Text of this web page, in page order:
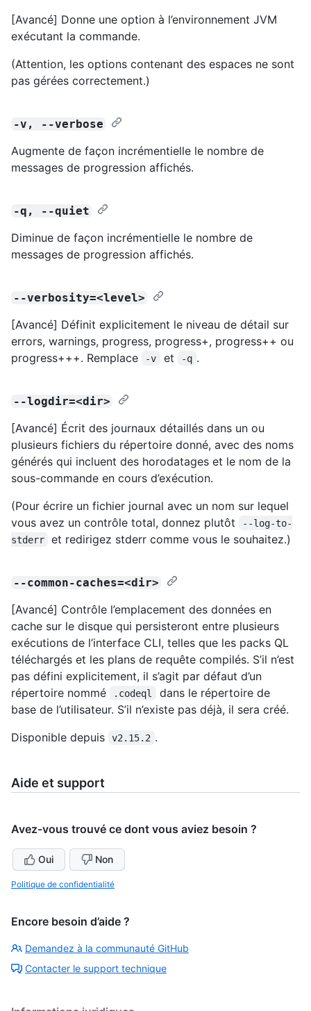
[Avancé] Donne une option à l’environnement JVM
exécutant la commande.
(Attention, les options contenant des espaces ne sont
pas gérées correctement.)
-v, --verbose
Augmente de façon incrémentielle le nombre de
messages de progression affichés.
-q, --quiet
Diminue de façon incrémentielle le nombre de
messages de progression affichés.
--verbosity=<level>
[Avancé] Définit explicitement le niveau de détail sur
errors, warnings, progress, progress+, progress++ ou
progress+++. Remplace
-v et -q .
--logdir=<dir>
[Avancé] Écrit des journaux détaillés dans un ou
plusieurs fichiers du répertoire donné, avec des noms
générés qui incluent des horodatages et le nom de la
sous-commande en cours d’exécution.
(Pour écrire un fichier journal avec un nom sur lequel
vous avez un contrôle total, donnez plutôt
--log-to-
stderr
et redirigez stderr comme vous le souhaitez.)
--common-caches=<dir>
[Avancé] Contrôle l’emplacement des données en
cache sur le disque qui persisteront entre plusieurs
exécutions de l’interface CLI, telles que les packs QL
téléchargés et les plans de requête compilés. S’il n’est
pas défini explicitement, il s’agit par défaut d’un
répertoire nommé
.codeql
dans le répertoire de
base de l’utilisateur. S’il n’existe pas déjà, il sera créé.
Disponible depuis
v2.15.2 .
Aide et support
Avez-vous trouvé ce dont vous aviez besoin ?
Oui Non
Politique de confidentialité
Encore besoin d’aide ?
Demandez à la communauté GitHub
Contacter le support technique